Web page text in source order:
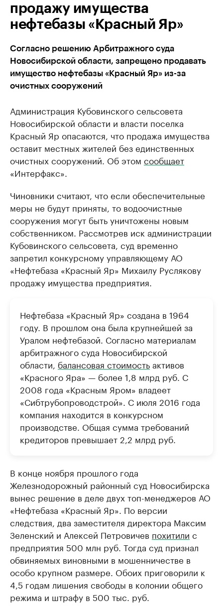
продажу имущества
нефтебазы «Красный Яр»
Согласно решению Арбитражного суда
Новосибирской области, запрещено продавать
имущество нефтебазы «Красный Яр» из-за
очистных сооружений
Администрация Кубовинского сельсовета
Новосибирской области и власти поселка
Красный Яр опасаются, что продажа имущества
оставит местных жителей без единственных
очистных сооружений. Об этом сообщает
«Интерфакс».
Чиновники считают, что если обеспечительные
меры не будут приняты, то водоочистные
сооружения могут быть уничтожены новым
собственником. Рассмотрев иск администрации
Кубовинского сельсовета, суд временно
запретил конкурсному управляющему АО
«Нефтебаза «Красный Яр» Михаилу Руслякову
продажу имущества предприятия.
Нефтебаза «Красный Яр» создана в 1964
году. В прошлом она была крупнейшей за
Уралом нефтебазой. Согласно материалам
арбитражного суда Новосибирской
области, балансовая стоимостьактивов
«Красного Яра» — более 1,8 млрд руб. С
2008 года «Красным Яром» владеет
«Сибтрубопроводстрой». С июля 2016 года
компания находится в конкурсном
производстве. Общая сумма требований
кредиторов превышает 2,2 млрд руб.
В конце ноября прошлого года
Железнодорожный районный суд Новосибирска
вынес решение в деле двух топ-менеджеров АО
«Нефтебаза «Красный Яр». По версии
следствия, два заместителя директора Максим
Зеленский и Алексей Петровичев похитили с
предприятия 500 млн руб. Тогда суд признал
обвиняемых виновными в мошенничестве в
особо крупном размере. Обоих приговорили к
4,5 годам лишения свободы в колонии общего
режима и штрафу в 500 тыс. руб.